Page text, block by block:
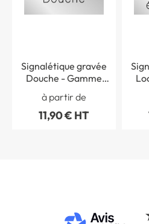
Signalétique gravée
Douche - Gamme
à partir de
11,90 € HT